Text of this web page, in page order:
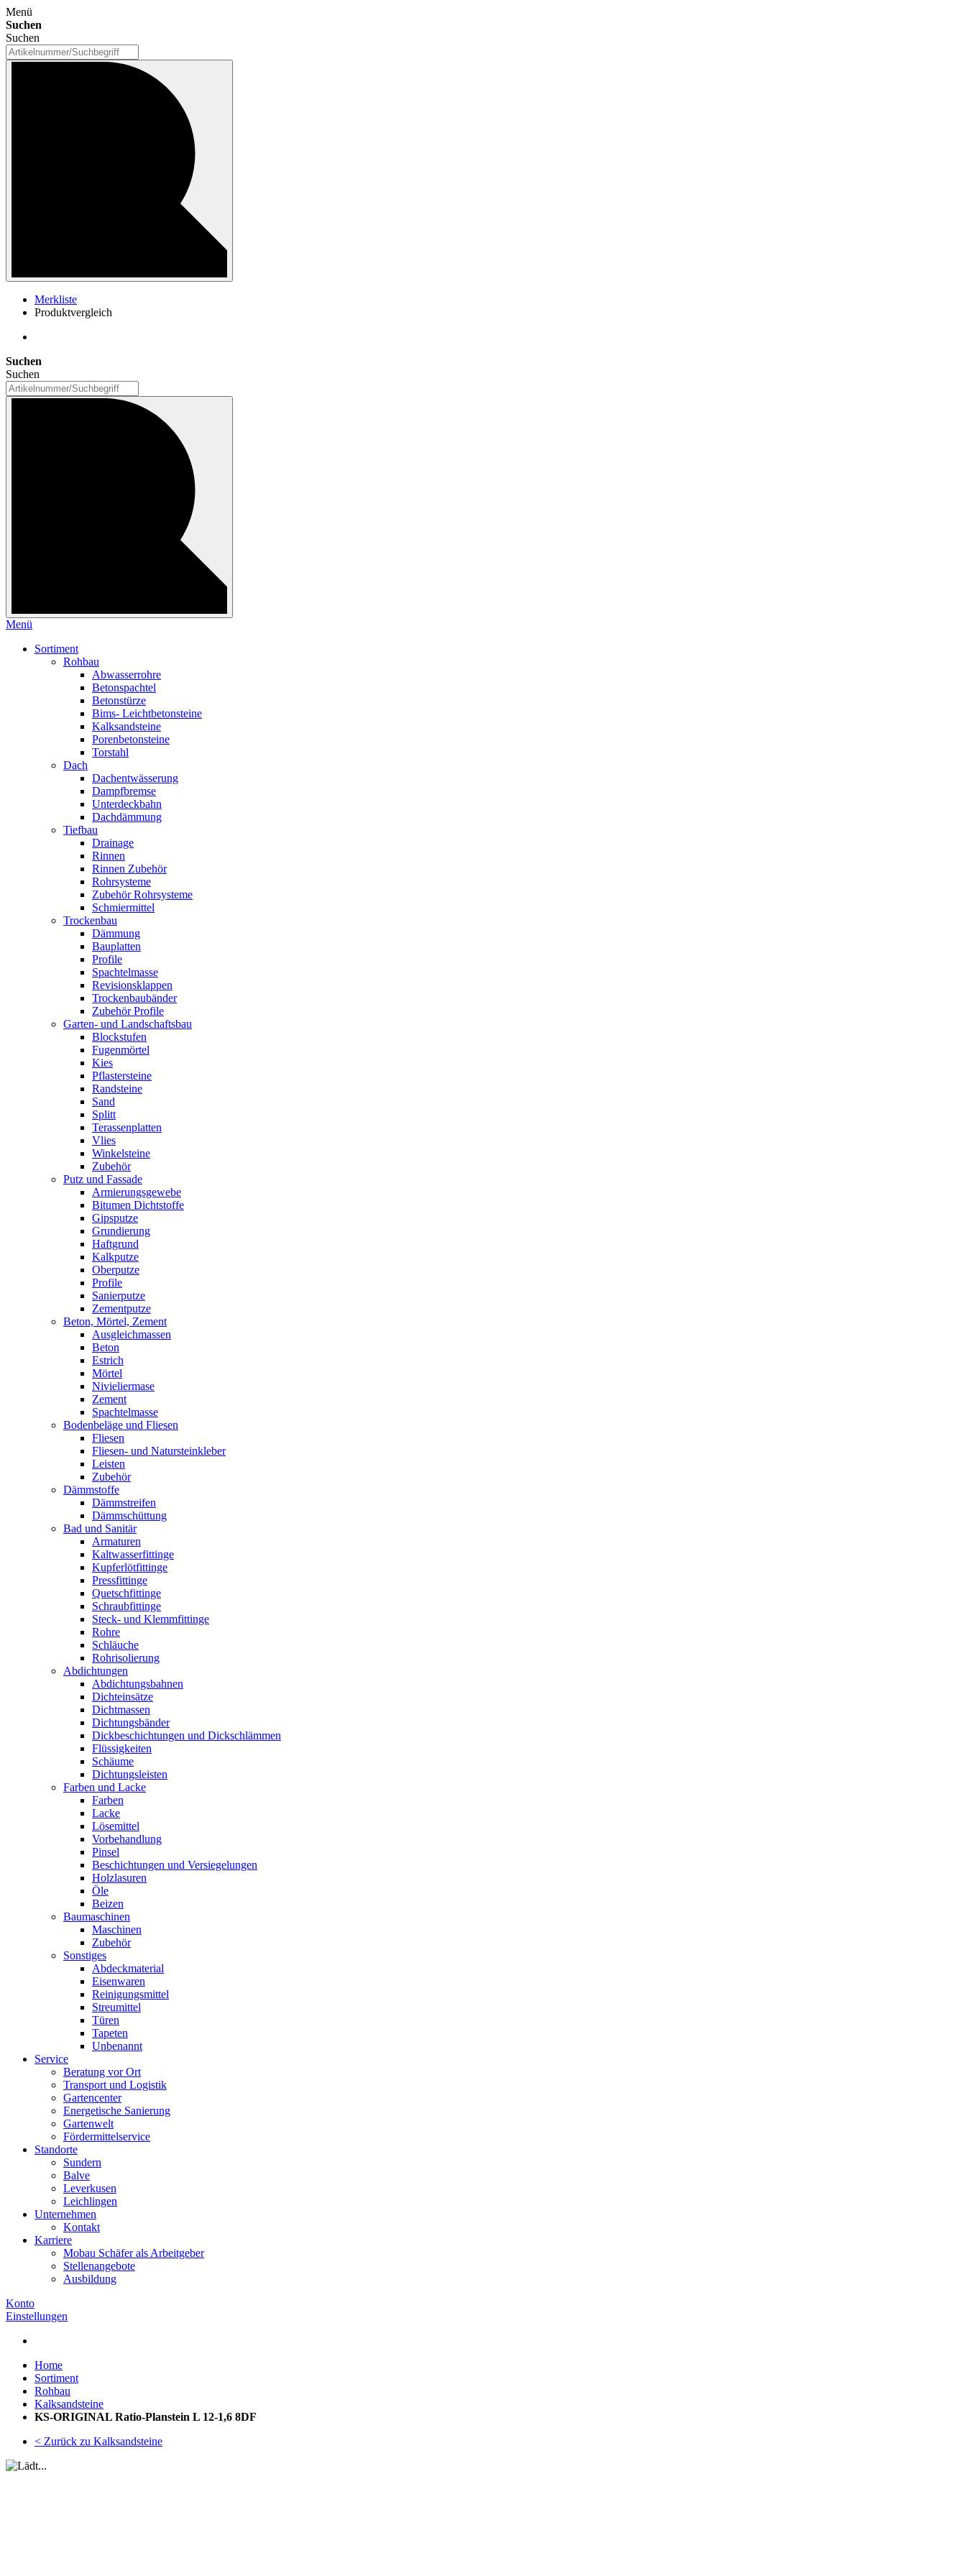
Menü
Suchen
Suchen
Merkliste
Produktvergleich
Suchen
Suchen
Menü
Sortiment
Rohbau
Abwasserrohre
Betonspachtel
Betonstürze
Bims- Leichtbetonsteine
Kalksandsteine
Porenbetonsteine
Torstahl
Dach
Dachentwässerung
Dampfbremse
Unterdeckbahn
Dachdämmung
Tiefbau
Drainage
Rinnen
Rinnen Zubehör
Rohrsysteme
Zubehör Rohrsysteme
Schmiermittel
Trockenbau
Dämmung
Bauplatten
Profile
Spachtelmasse
Revisionsklappen
Trockenbaubänder
Zubehör Profile
Garten- und Landschaftsbau
Blockstufen
Fugenmörtel
Kies
Pflastersteine
Randsteine
Sand
Splitt
Terassenplatten
Vlies
Winkelsteine
Zubehör
Putz und Fassade
Armierungsgewebe
Bitumen Dichtstoffe
Gipsputze
Grundierung
Haftgrund
Kalkputze
Oberputze
Profile
Sanierputze
Zementputze
Beton, Mörtel, Zement
Ausgleichmassen
Beton
Estrich
Mörtel
Nivieliermase
Zement
Spachtelmasse
Bodenbeläge und Fliesen
Fliesen
Fliesen- und Natursteinkleber
Leisten
Zubehör
Dämmstoffe
Dämmstreifen
Dämmschüttung
Bad und Sanitär
Armaturen
Kaltwasserfittinge
Kupferlötfittinge
Pressfittinge
Quetschfittinge
Schraubfittinge
Steck- und Klemmfittinge
Rohre
Schläuche
Rohrisolierung
Abdichtungen
Abdichtungsbahnen
Dichteinsätze
Dichtmassen
Dichtungsbänder
Dickbeschichtungen und Dickschlämmen
Flüssigkeiten
Schäume
Dichtungsleisten
Farben und Lacke
Farben
Lacke
Lösemittel
Vorbehandlung
Pinsel
Beschichtungen und Versiegelungen
Holzlasuren
Öle
Beizen
Baumaschinen
Maschinen
Zubehör
Sonstiges
Abdeckmaterial
Eisenwaren
Reinigungsmittel
Streumittel
Türen
Tapeten
Unbenannt
Service
Beratung vor Ort
Transport und Logistik
Gartencenter
Energetische Sanierung
Gartenwelt
Fördermittelservice
Standorte
Sundern
Balve
Leverkusen
Leichlingen
Unternehmen
Kontakt
Karriere
Mobau Schäfer als Arbeitgeber
Stellenangebote
Ausbildung
Konto
Einstellungen
Home
Sortiment
Rohbau
Kalksandsteine
KS-ORIGINAL Ratio-Planstein L 12-1,6 8DF
< Zurück zu Kalksandsteine